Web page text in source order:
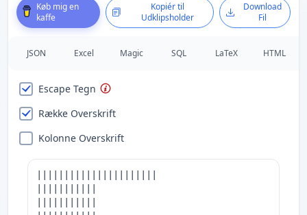
Køb mig en
kaffe
Kopiér til
Udklipsholder
Download
Fil
JSON Excel Magic SQL LaTeX HTML
Escape Tegn
Række Overskrift
Kolonne Overskrift